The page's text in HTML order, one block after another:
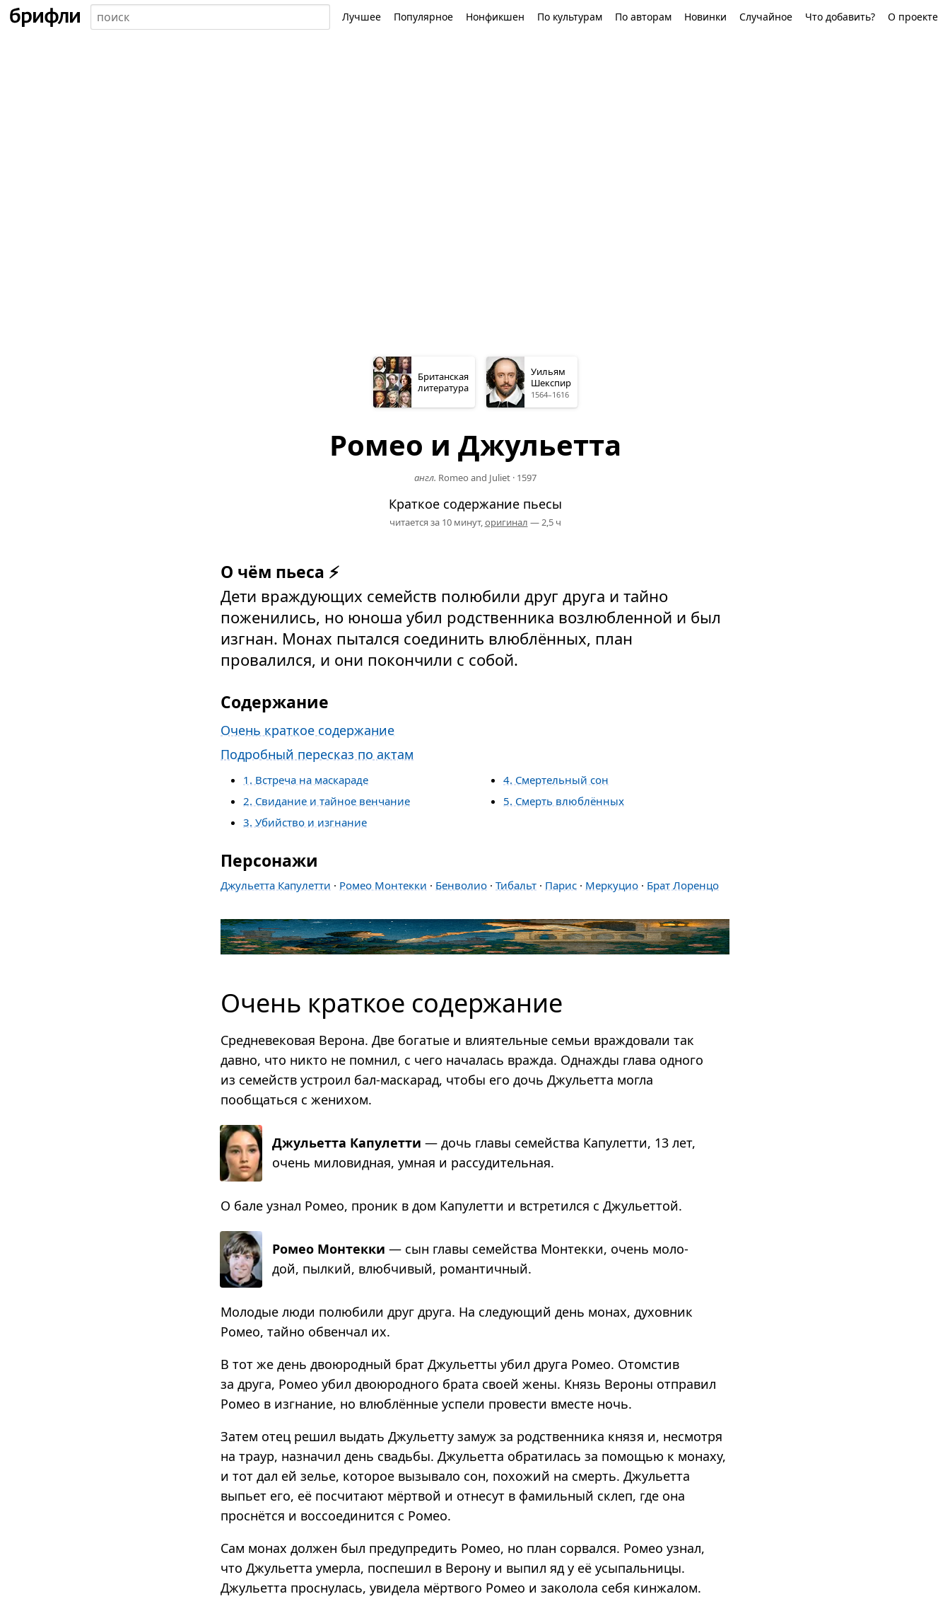
Лучшее Популярное Нонфикшен По культурам По авторам Новинки Случайное Что добавить? О проекте
Британская
литература
Уильям
Шекспир
1564–1616
Ромео и Джульетта
англ. Romeo and Juliet· 1597
Краткое содержание пьесы
читается за 10 минут,оригинал — 2,5 ч
О чём пьеса ⚡
Дети враждующих семейств полюбили друг друга и тайно
поженились, но юноша убил родственника возлюбленной и был
изгнан. Монах пытался соединить влюблённых, план
провалился, и они покончили с собой.
Содержание
Очень краткое содержание
Подробный пересказ по актам
1. Встреча на маскараде
2. Свидание и тайное венчание
3. Убийство и изгнание
4. Смертельный сон
5. Смерть влюблённых
Персонажи
Джульетта Капулетти · Ромео Монтекки · Бенволио · Тибальт · Парис · Меркуцио · Брат Лоренцо
Очень краткое содержание
Средневековая Верона. Две богатые и влиятельные семьи враждовали так
давно, что никто не помнил, с чего началась вражда. Однажды глава одного
из семейств устроил бал-маскарад, чтобы его дочь Джульетта могла
пообщаться с женихом.
Джульетта Капулетти — дочь главы семейства Капу­летти, 13 лет,
очень мило­вид­ная, умная и рас­су­ди­тель­ная.
О бале узнал Ромео, проник в дом Капулетти и встретился с Джульеттой.
Ромео Монтекки — сын главы семейства Мон­текки, очень моло­
дой, пыл­кий, влюб­чи­вый, роман­тич­ный.
Молодые люди полюбили друг друга. На следующий день монах, духовник
Ромео, тайно обвенчал их.
В тот же день двоюродный брат Джульетты убил друга Ромео. Отомстив
за друга, Ромео убил двоюродного брата своей жены. Князь Вероны отправил
Ромео в изгнание, но влюблённые успели провести вместе ночь.
Затем отец решил выдать Джульетту замуж за родственника князя и, несмотря
на траур, назначил день свадьбы. Джульетта обратилась за помощью к монаху,
и тот дал ей зелье, которое вызывало сон, похожий на смерть. Джульетта
выпьет его, её посчитают мёртвой и отнесут в фамильный склеп, где она
проснётся и воссоединится с Ромео.
Сам монах должен был предупредить Ромео, но план сорвался. Ромео узнал,
что Джульетта умерла, поспешил в Верону и выпил яд у её усыпальницы.
Джульетта проснулась, увидела мёртвого Ромео и заколола себя кинжалом.